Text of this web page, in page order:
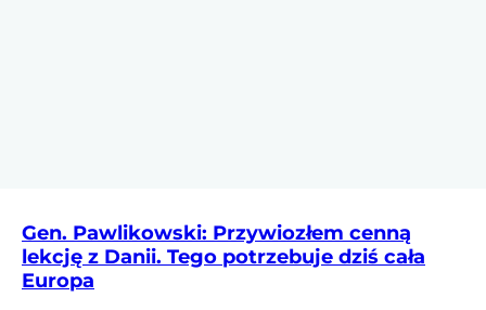
Gen. Pawlikowski: Przywiozłem cenną
lekcję z Danii. Tego potrzebuje dziś cała
Europa